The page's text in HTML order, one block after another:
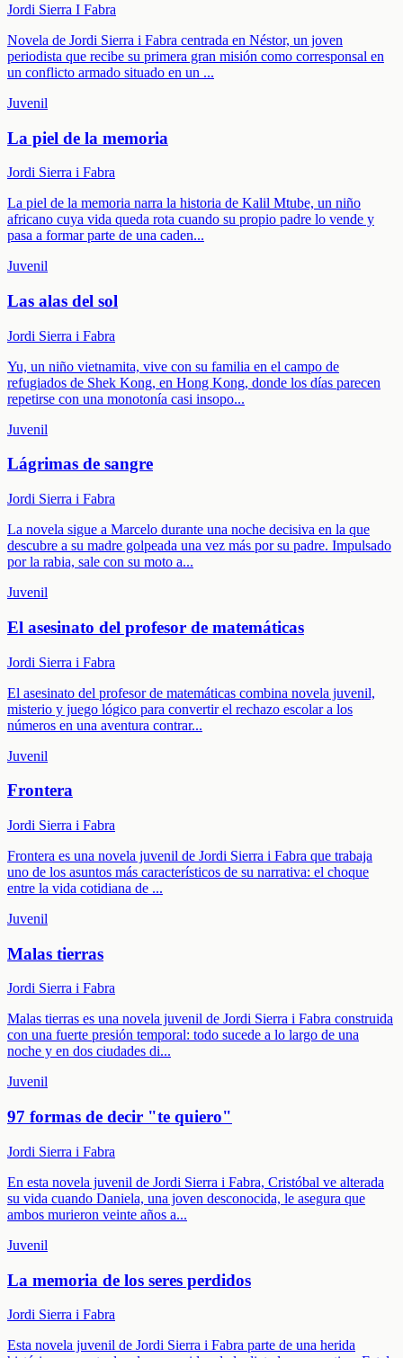
Jordi Sierra I Fabra
Novela de Jordi Sierra i Fabra centrada en Néstor, un joven
periodista que recibe su primera gran misión como corresponsal en
un conflicto armado situado en un ...
Juvenil
La piel de la memoria
Jordi Sierra i Fabra
La piel de la memoria narra la historia de Kalil Mtube, un niño
africano cuya vida queda rota cuando su propio padre lo vende y
pasa a formar parte de una caden...
Juvenil
Las alas del sol
Jordi Sierra i Fabra
Yu, un niño vietnamita, vive con su familia en el campo de
refugiados de Shek Kong, en Hong Kong, donde los días parecen
repetirse con una monotonía casi insopo...
Juvenil
Lágrimas de sangre
Jordi Sierra i Fabra
La novela sigue a Marcelo durante una noche decisiva en la que
descubre a su madre golpeada una vez más por su padre. Impulsado
por la rabia, sale con su moto a...
Juvenil
El asesinato del profesor de matemáticas
Jordi Sierra i Fabra
El asesinato del profesor de matemáticas combina novela juvenil,
misterio y juego lógico para convertir el rechazo escolar a los
números en una aventura contrar...
Juvenil
Frontera
Jordi Sierra i Fabra
Frontera es una novela juvenil de Jordi Sierra i Fabra que trabaja
uno de los asuntos más característicos de su narrativa: el choque
entre la vida cotidiana de ...
Juvenil
Malas tierras
Jordi Sierra i Fabra
Malas tierras es una novela juvenil de Jordi Sierra i Fabra construida
con una fuerte presión temporal: todo sucede a lo largo de una
noche y en dos ciudades di...
Juvenil
97 formas de decir "te quiero"
Jordi Sierra i Fabra
En esta novela juvenil de Jordi Sierra i Fabra, Cristóbal ve alterada
su vida cuando Daniela, una joven desconocida, le asegura que
ambos murieron veinte años a...
Juvenil
La memoria de los seres perdidos
Jordi Sierra i Fabra
Esta novela juvenil de Jordi Sierra i Fabra parte de una herida